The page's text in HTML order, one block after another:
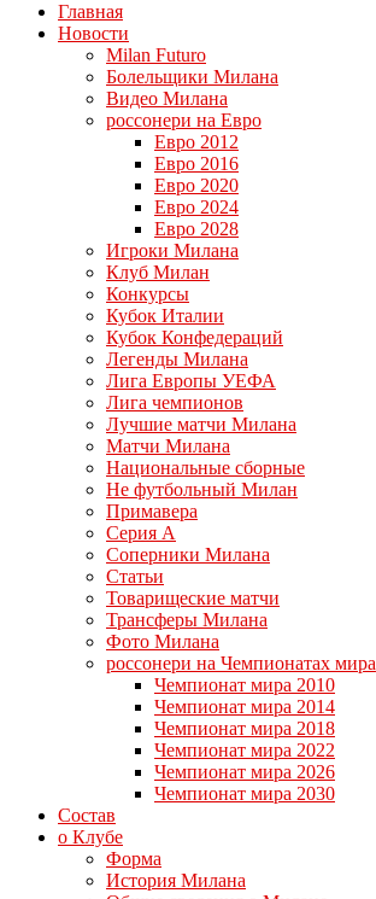
Главная
Новости
Milan Futuro
Болельщики Милана
Видео Милана
россонери на Евро
Евро 2012
Евро 2016
Евро 2020
Евро 2024
Евро 2028
Игроки Милана
Клуб Милан
Конкурсы
Кубок Италии
Кубок Конфедераций
Легенды Милана
Лига Европы УЕФА
Лига чемпионов
Лучшие матчи Милана
Матчи Милана
Национальные сборные
Не футбольный Милан
Примавера
Серия А
Соперники Милана
Статьи
Товарищеские матчи
Трансферы Милана
Фото Милана
россонери на Чемпионатах мира
Чемпионат мира 2010
Чемпионат мира 2014
Чемпионат мира 2018
Чемпионат мира 2022
Чемпионат мира 2026
Чемпионат мира 2030
Состав
о Клубе
Форма
История Милана